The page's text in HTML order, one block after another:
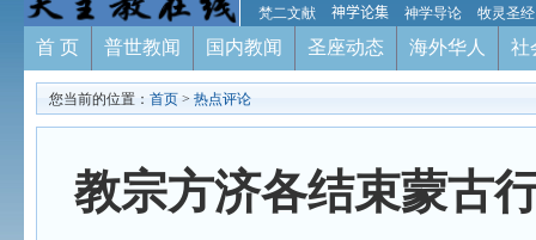
梵二文献
神学论集 神学导论 牧灵圣经
首 页 普世教闻 国内教闻 圣座动态 海外华人 社
您当前的位置： 首页 > 热点评论
教宗方济各结束蒙古